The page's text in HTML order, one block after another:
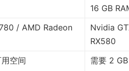
16 GB
/ AMD Radeon
Nvidia
RX580
空间 需要 2